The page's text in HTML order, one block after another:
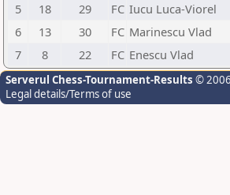
5
18 29 FC Iucu Luca-Viorel
6
13 30 FC Marinescu Vlad
7
8 22 FC Enescu Vlad
Serverul Chess-Tournament-Results ©
Legal details/Terms of use